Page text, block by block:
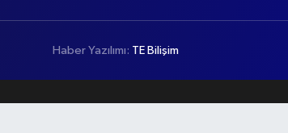
Haber Yazılımı: TE Bilişim